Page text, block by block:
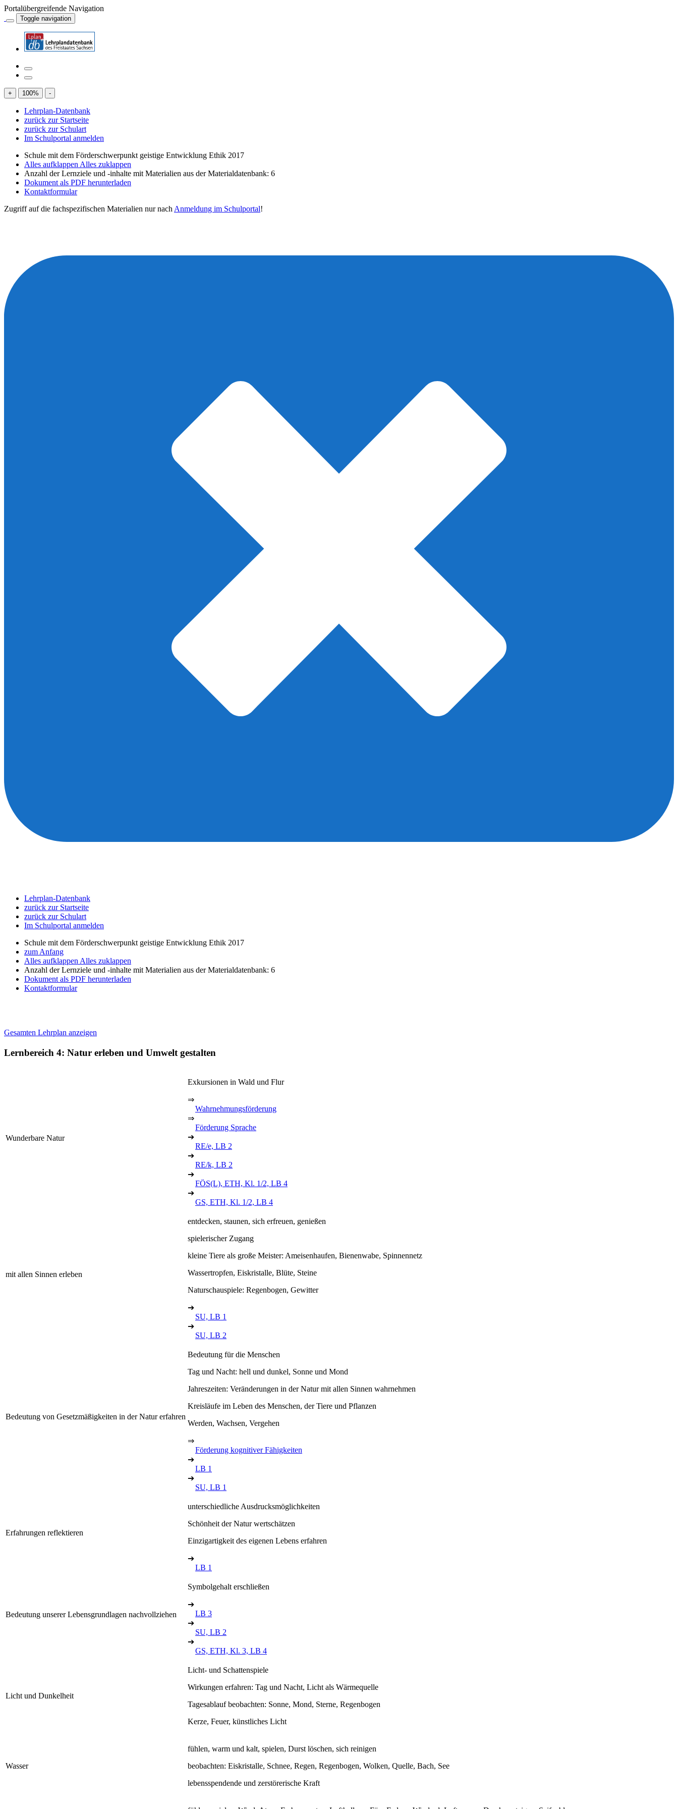
Portalübergreifende Navigation
Toggle navigation
+ 100% -
Lehrplan-Datenbank
zurück zur Startseite
zurück zur Schulart
Im Schulportal anmelden
Schule mit dem Förderschwerpunkt geistige Entwicklung Ethik 2017
Alles aufklappen Alles zuklappen
Anzahl der Lernziele und -inhalte mit Materialien aus der Materialdatenbank: 6
Dokument als PDF herunterladen
Kontaktformular
Zugriff auf die fachspezifischen Materialien nur nach Anmeldung im Schulportal!
Lehrplan-Datenbank
zurück zur Startseite
zurück zur Schulart
Im Schulportal anmelden
Schule mit dem Förderschwerpunkt geistige Entwicklung Ethik 2017
zum Anfang
Alles aufklappen Alles zuklappen
Anzahl der Lernziele und -inhalte mit Materialien aus der Materialdatenbank: 6
Dokument als PDF herunterladen
Kontaktformular
Gesamten Lehrplan anzeigen
Lernbereich 4: Natur erleben und Umwelt gestalten
Wunderbare Natur
Exkursionen in Wald und Flur
⇒
Wahrnehmungsförderung
⇒
Förderung Sprache
➔
RE/e, LB 2
➔
RE/k, LB 2
➔
FÖS(L), ETH, Kl. 1/2, LB 4
➔
GS, ETH, Kl. 1/2, LB 4
mit allen Sinnen erleben
entdecken, staunen, sich erfreuen, genießen
spielerischer Zugang
kleine Tiere als große Meister: Ameisenhaufen, Bienenwabe, Spinnennetz
Wassertropfen, Eiskristalle, Blüte, Steine
Naturschauspiele: Regenbogen, Gewitter
➔
SU, LB 1
➔
SU, LB 2
Bedeutung von Gesetzmäßigkeiten in der Natur erfahren
Bedeutung für die Menschen
Tag und Nacht: hell und dunkel, Sonne und Mond
Jahreszeiten: Veränderungen in der Natur mit allen Sinnen wahrnehmen
Kreisläufe im Leben des Menschen, der Tiere und Pflanzen
Werden, Wachsen, Vergehen
⇒
Förderung kognitiver Fähigkeiten
➔
LB 1
➔
SU, LB 1
Erfahrungen reflektieren
unterschiedliche Ausdrucksmöglichkeiten
Schönheit der Natur wertschätzen
Einzigartigkeit des eigenen Lebens erfahren
➔
LB 1
Bedeutung unserer Lebensgrundlagen nachvollziehen
Symbolgehalt erschließen
➔
LB 3
➔
SU, LB 2
➔
GS, ETH, Kl. 3, LB 4
Licht und Dunkelheit
Licht- und Schattenspiele
Wirkungen erfahren: Tag und Nacht, Licht als Wärmequelle
Tagesablauf beobachten: Sonne, Mond, Sterne, Regenbogen
Kerze, Feuer, künstliches Licht
Wasser
fühlen, warm und kalt, spielen, Durst löschen, sich reinigen
beobachten: Eiskristalle, Schnee, Regen, Regenbogen, Wolken, Quelle, Bach, See
lebensspendende und zerstörerische Kraft